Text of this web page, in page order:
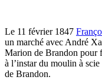
Le 11 février 1847
un marché avec André
Marion de Brandon pour
à l’instar du moulin à
de Brandon.